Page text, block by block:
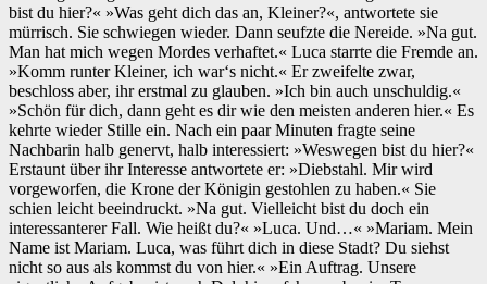
bist du hier?« »Was geht dich das an, Kleiner?«, antwortete sie
mürrisch. Sie schwiegen wieder. Dann seufzte die Nereide. »Na gut.
Man hat mich wegen Mordes verhaftet.« Luca starrte die Fremde an.
»Komm runter Kleiner, ich war‘s nicht.« Er zweifelte zwar,
beschloss aber, ihr erstmal zu glauben. »Ich bin auch unschuldig.«
»Schön für dich, dann geht es dir wie den meisten anderen hier.« Es
kehrte wieder Stille ein. Nach ein paar Minuten fragte seine
Nachbarin halb genervt, halb interessiert: »Weswegen bist du hier?«
Erstaunt über ihr Interesse antwortete er: »Diebstahl. Mir wird
vorgeworfen, die Krone der Königin gestohlen zu haben.« Sie
schien leicht beeindruckt. »Na gut. Vielleicht bist du doch ein
interessanterer Fall. Wie heißt du?« »Luca. Und…« »Mariam. Mein
Name ist Mariam. Luca, was führt dich in diese Stadt? Du siehst
nicht so aus als kommst du von hier.« »Ein Auftrag. Unsere